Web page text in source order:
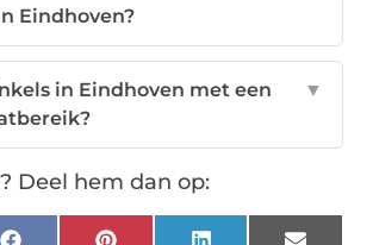
Eindhoven?
in Eindhoven met een
▼
Deel hem dan op: